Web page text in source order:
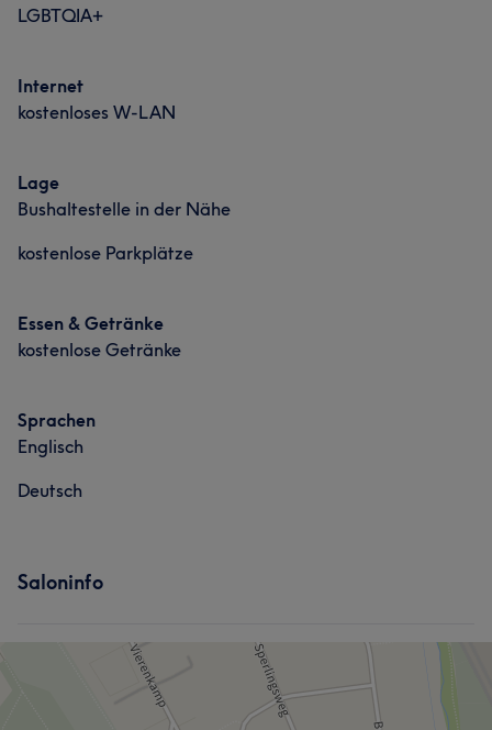
LGBTQIA+
Internet
kostenloses W-LAN
Lage
Bushaltestelle in der Nähe
kostenlose Parkplätze
Essen & Getränke
kostenlose Getränke
Sprachen
Englisch
Deutsch
Saloninfo